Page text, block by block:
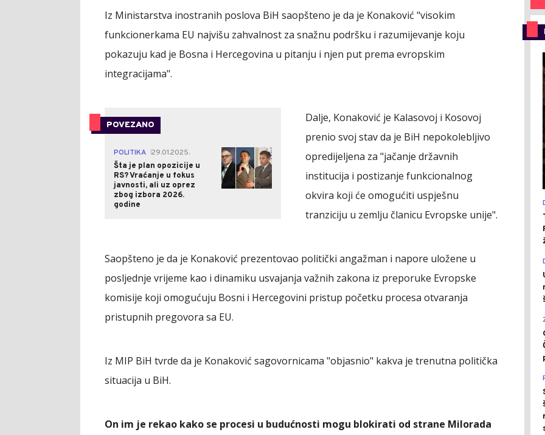
Iz Ministarstva inostranih poslova BiH saopšteno je da je Konaković "visokim
funkcionerkama EU najvišu zahvalnost za snažnu podršku i razumijevanje koju
pokazuju kad je Bosna i Hercegovina u pitanju i njen put prema evropskim
integracijama".
POVEZANO
POLITIKA 29.01.2025.
Šta je plan opozicije u
RS? Vraćanje u fokus
javnosti, ali uz oprez
zbog izbora 2026.
godine
3
Dalje, Konaković je Kalasovoj i Kosovoj
prenio svoj stav da je BiH nepokolebljivo
opredijeljena za "jačanje državnih
institucija i postizanje funkcionalnog
okvira koji će omogućiti uspješnu
tranziciju u zemlju članicu Evropske unije".
Saopšteno je da je Konaković prezentovao politički angažman i napore uložene u
posljednje vrijeme kao i dinamiku usvajanja važnih zakona iz preporuke Evropske
komisije koji omogućuju Bosni i Hercegovini pristup početku procesa otvaranja
pristupnih pregovora sa EU.
Iz MIP BiH tvrde da je Konaković sagovornicama "objasnio" kakva je trenutna politička
situacija u BiH.
On im je rekao kako se procesi u budućnosti mogu blokirati od strane Milorada